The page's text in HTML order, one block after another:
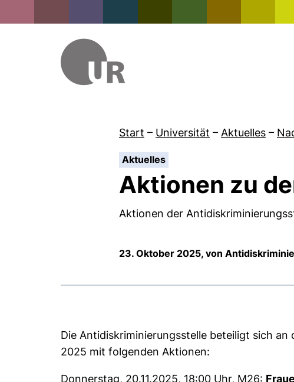
Start – Universität – Aktuelles –
Aktuelles:
Aktionen zu
Aktionen der
23. Oktober 2025, von
Die Antidiskriminierungsstelle beteiligt sich an
2025 mit folgenden Aktionen:
Donnerstag, 20.11.2025, 18:00 Uhr, M26: